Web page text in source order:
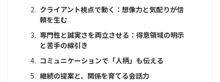
クライアント視点で動く：想像力と気配りが信
頼を生む
専門性と誠実さを両立させる：得意領域の明示
と苦手の線引き
コミュニケーションで「人柄」も伝える
継続の提案と、関係を育てる会話力